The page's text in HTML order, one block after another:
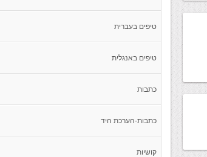
טיפים בעברית
טיפים באנגלית
כתבות
כתבות-הערכת היד
קושיות